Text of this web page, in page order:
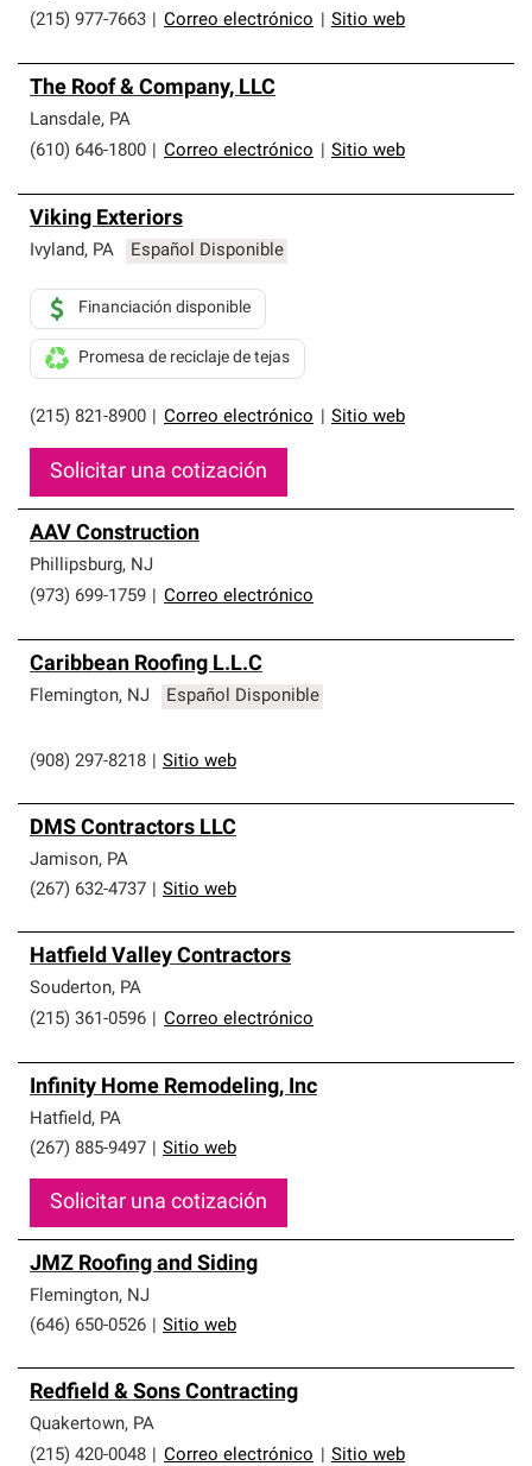
(215) 977-7663
Correo electrónico Sitio web
The Roof & Company, LLC
Lansdale, PA
(610) 646-1800
Correo electrónico Sitio web
Viking Exteriors
Ivyland, PA Español Disponible
(215) 821-8900 Correo electrónico Sitio web
Financiación disponible
Promesa de reciclaje de tejas
Solicitar una cotización
AAV Construction
Phillipsburg, NJ
(973) 699-1759
Correo electrónico
Caribbean Roofing L.L.C
Flemington, NJ Español Disponible
(908) 297-8218 Sitio web
DMS Contractors LLC
Jamison, PA
(267) 632-4737
Sitio web
Hatfield Valley Contractors
Souderton, PA
(215) 361-0596
Correo electrónico
Infinity Home Remodeling, Inc
Hatfield, PA
(267) 885-9497
Sitio web
Solicitar una cotización
JMZ Roofing and Siding
Flemington, NJ
(646) 650-0526
Sitio web
Redfield & Sons Contracting
Quakertown, PA
(215) 420-0048
Correo electrónico Sitio web